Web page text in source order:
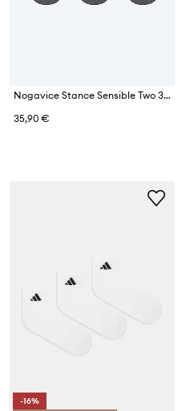
Nogavice Stance Sensible Two 3-pack
35,90 €
-16%